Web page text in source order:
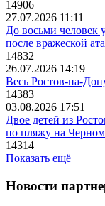
14906
27.07.2026 11:11
До восьми человек
после вражеской
14832
26.07.2026 14:19
Весь Ростов-на-
14383
03.08.2026 17:51
Двое детей из
по пляжу на
14314
Показать ещё
Новости